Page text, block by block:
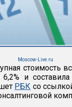
Moscow-Live.ru
стоимость
и
РБК со